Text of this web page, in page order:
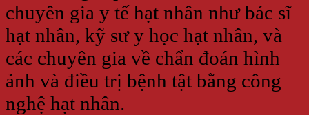
chuyên gia y tế hạt nhân như bác sĩ
hạt nhân, kỹ sư y học hạt nhân, và
các chuyên gia về chẩn đoán hình
ảnh và điều trị bệnh tật bằng công
nghệ hạt nhân.